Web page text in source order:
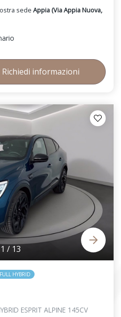
sede Appia (Via Appia Nuova,
Richiedi informazioni
1 / 13
FULL HYBRID
ESPRIT ALPINE 145CV